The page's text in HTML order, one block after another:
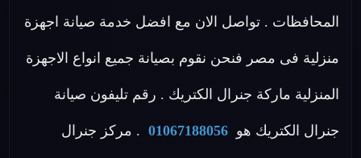
المحافظات . تواصل الان مع افضل خدمة صيانة اجهزة
منزلية فى مصر فنحن نقوم بصيانة جميع انواع الاجهزة
المنزلية ماركة جنرال الكتريك . رقم تليفون صيانة
جنرال الكتريك هو 01067188056 . مركز جنرال